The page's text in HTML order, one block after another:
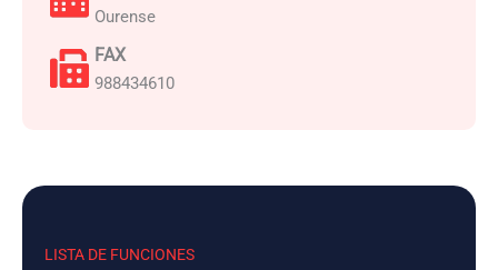
Ourense
FAX
988434610
LISTA DE FUNCIONES